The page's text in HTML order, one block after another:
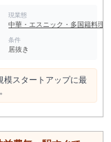
現業態
中華・エスニック・多国籍料理
条件
居抜き
模スタートアップに最